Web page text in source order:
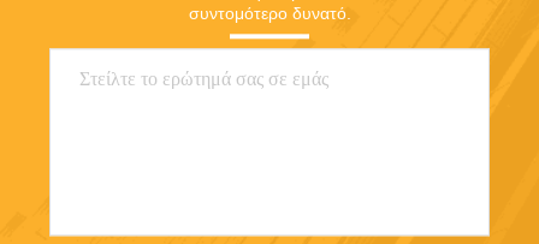
συντομότερο δυνατό.